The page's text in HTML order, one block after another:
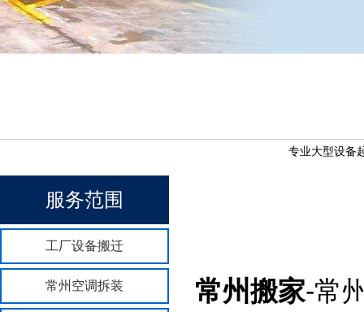
专业大型设备
服务范围
工厂设备搬迁
常州空调拆装 常州搬家-常